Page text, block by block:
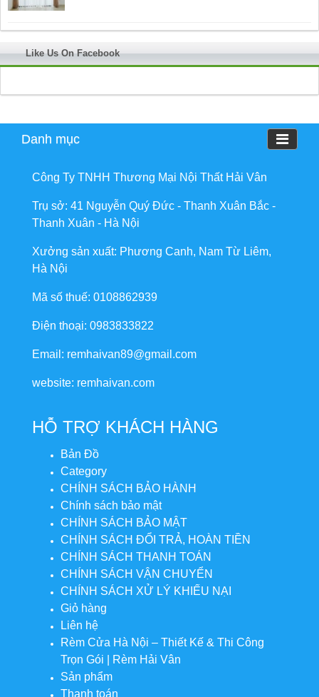
Like Us On Facebook
Danh mục
Công Ty TNHH Thương Mại Nội Thất Hải Vân
Trụ sở: 41 Nguyễn Quý Đức - Thanh Xuân Bắc -
Thanh Xuân - Hà Nội
Xưởng sản xuất: Phương Canh, Nam Từ Liêm,
Hà Nội
Mã số thuế: 0108862939
Điện thoại: 0983833822
Email: remhaivan89@gmail.com
website: remhaivan.com
HỖ TRỢ KHÁCH HÀNG
Bản Đồ
Category
CHÍNH SÁCH BẢO HÀNH
Chính sách bảo mật
CHÍNH SÁCH BẢO MẬT
CHÍNH SÁCH ĐỔI TRẢ, HOÀN TIỀN
CHÍNH SÁCH THANH TOÁN
CHÍNH SÁCH VẬN CHUYỂN
CHÍNH SÁCH XỬ LÝ KHIẾU NẠI
Giỏ hàng
Liên hệ
Rèm Cửa Hà Nội – Thiết Kế & Thi Công
Trọn Gói | Rèm Hải Vân
Sản phẩm
Thanh toán